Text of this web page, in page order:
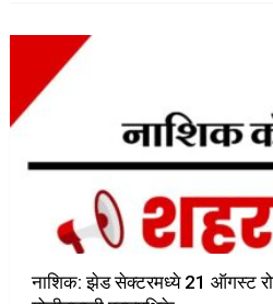
नाशिक: झेड सेक्टरमध्ये 21 ऑगस्ट